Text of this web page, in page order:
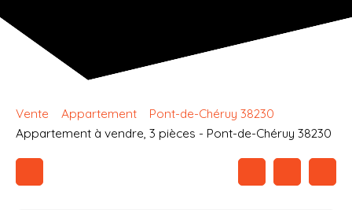
Vente Appartement
Pont-de-Chéruy 38230
Appartement à vendre, 3 pièces - Pont-de-Chéruy 38230